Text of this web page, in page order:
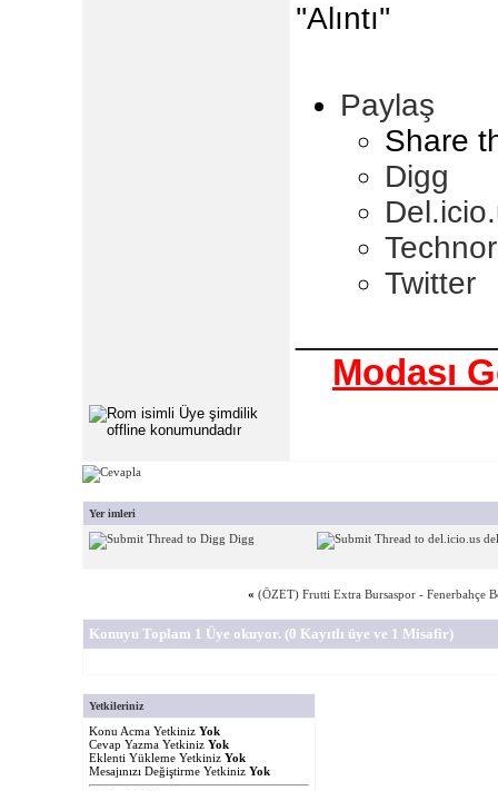
''Alıntı''
Paylaş
Share
Digg
Twitter
Modası
Yer imleri
Digg
« (ÖZET) Frutti Extra Bursaspor - Fenerbahçe
Konuyu Toplam 1 Üye okuyor. (0 Kayıtlı üye ve 1 Misafir)
Yetkileriniz
Konu Acma Yetkiniz Yok
Cevap Yazma Yetkiniz Yok
Eklenti Yükleme Yetkiniz Yok
Mesajınızı Değiştirme Yetkiniz Yok